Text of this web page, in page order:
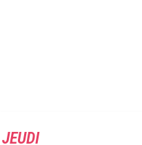
JEUDI